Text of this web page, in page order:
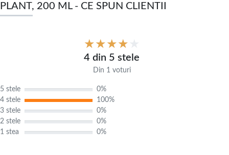
PLANT, 200 ML - CE SPUN CLIENTII
4 din 5 stele
Din 1 voturi
5 stele
0%
4 stele
100%
3 stele
0%
2 stele
0%
1 stea
0%